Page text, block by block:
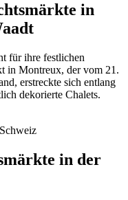
in
für ihre festlichen
in Montreux, der vom 21.
erstreckte sich entlang
dekorierte Chalets.
in der